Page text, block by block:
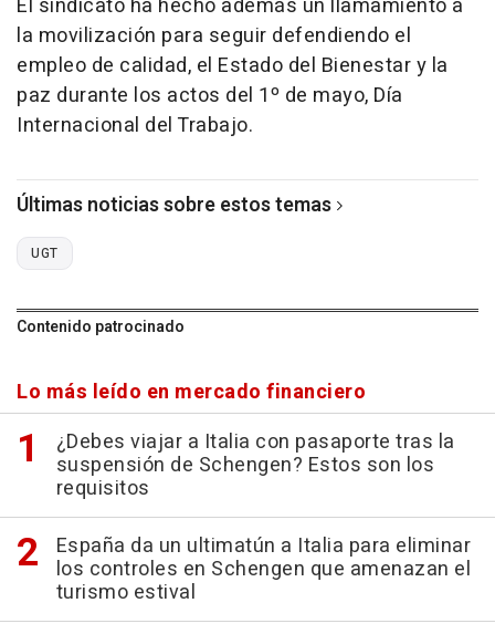
El sindicato ha hecho además un llamamiento a
la movilización para seguir defendiendo el
empleo de calidad, el Estado del Bienestar y la
paz durante los actos del 1º de mayo, Día
Internacional del Trabajo.
Últimas noticias sobre estos temas
UGT
Contenido patrocinado
Lo más leído en mercado financiero
¿Debes viajar a Italia con pasaporte tras la
suspensión de Schengen? Estos son los
requisitos
España da un ultimatún a Italia para eliminar
los controles en Schengen que amenazan el
turismo estival